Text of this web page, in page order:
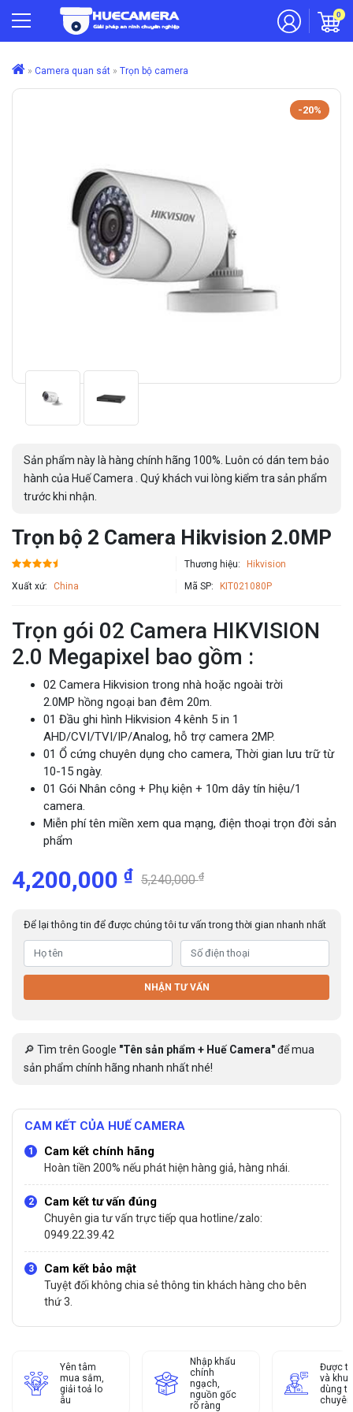
0
» Camera quan sát » Trọn bộ camera
-20%
Sản phẩm này là hàng chính hãng 100%. Luôn có dán tem bảo
hành của Huế Camera . Quý khách vui lòng kiểm tra sản phẩm
trước khi nhận.
Trọn bộ 2 Camera Hikvision 2.0MP
Thương hiệu: Hikvision
Xuất xứ: China Mã SP: KIT021080P
Trọn gói 02 Camera HIKVISION
2.0 Megapixel bao gồm :
02 Camera Hikvision trong nhà hoặc ngoài trời
2.0MP hồng ngoại ban đêm 20m.
01 Đầu ghi hình Hikvision 4 kênh 5 in 1
AHD/CVI/TVI/IP/Analog, hỗ trợ camera 2MP.
01 Ổ cứng chuyên dụng cho camera, Thời gian lưu trữ từ
10-15 ngày.
01 Gói Nhân công + Phụ kiện + 10m dây tín hiệu/1
camera.
Miễn phí tên miền xem qua mạng, điện thoại trọn đời sản
phẩm
4,200,000 ₫ 5,240,000₫
Để lại thông tin để được chúng tôi tư vấn trong thời gian nhanh nhất
NHẬN TƯ VẤN
🔎 Tìm trên Google "Tên sản phẩm + Huế Camera"để mua
sản phẩm chính hãng nhanh nhất nhé!
CAM KẾT CỦA HUẾ CAMERA
Cam kết chính hãng
Hoàn tiền 200% nếu phát hiện hàng giả, hàng nhái.
Cam kết tư vấn đúng
Chuyên gia tư vấn trực tiếp qua hotline/zalo:
0949.22.39.42
Cam kết bảo mật
Tuyệt đối không chia sẻ thông tin khách hàng cho bên
thứ 3.
Yên tâm
mua sắm,
giải toả lo
âu
Nhập khẩu
chính
ngạch,
nguồn gốc
rõ ràng
Được
và
dùng từ